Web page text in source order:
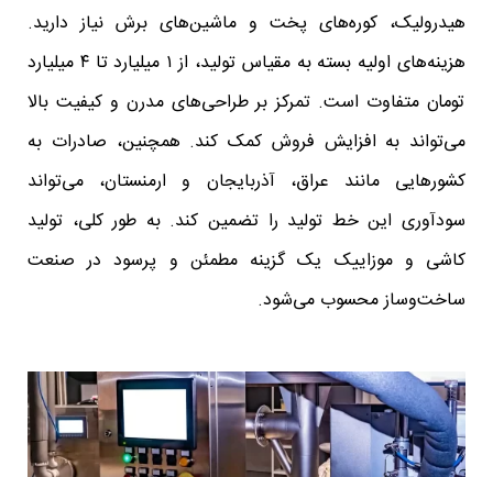
هیدرولیک، کوره‌های پخت و ماشین‌های برش نیاز دارید.
هزینه‌های اولیه بسته به مقیاس تولید، از ۱ میلیارد تا ۴ میلیارد
تومان متفاوت است. تمرکز بر طراحی‌های مدرن و کیفیت بالا
می‌تواند به افزایش فروش کمک کند. همچنین، صادرات به
کشورهایی مانند عراق، آذربایجان و ارمنستان، می‌تواند
سودآوری این خط تولید را تضمین کند. به طور کلی، تولید
کاشی و موزاییک یک گزینه مطمئن و پرسود در صنعت
ساخت‌وساز محسوب می‌شود.